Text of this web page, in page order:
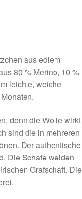
aus edlem
80 % Merino, 10 %
leichte, weiche
denn die Wolle wirkt
sind die in mehreren
Der authentische
Die Schafe weiden
Grafschaft. Die